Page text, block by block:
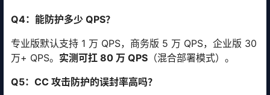
Q4：能防护多少 QPS？
专业版默认支持 1 万 QPS，商务版 5 万 QPS，企业版 30
万+ QPS。 实测可扛 80 万 QPS （混合部署模式）。
Q5：CC 攻击防护的误封率高吗？